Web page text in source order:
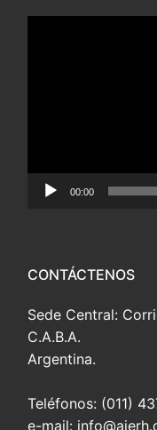
00:00
CONTÁCTENOS
Sede Central:
C.A.B.A.
Argentina.
Teléfonos: (011)
e-mail: